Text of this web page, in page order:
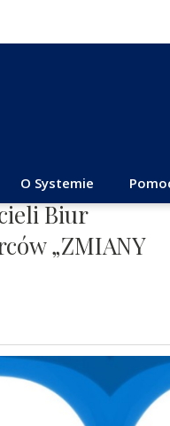
O Systemie
Biur
„ZMIANY